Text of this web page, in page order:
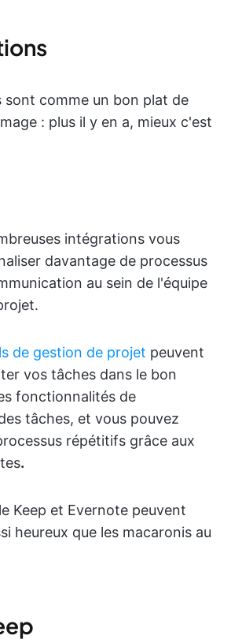
sont comme un bon plat de
: plus il y en a, mieux c'est
intégrations vous
davantage de processus
au sein de l'équipe
de gestion de projet peuvent
vos tâches dans le bon
fonctionnalités de
tâches, et vous pouvez
répétitifs grâce aux
.
Keep et Evernote peuvent
heureux que les macaronis au